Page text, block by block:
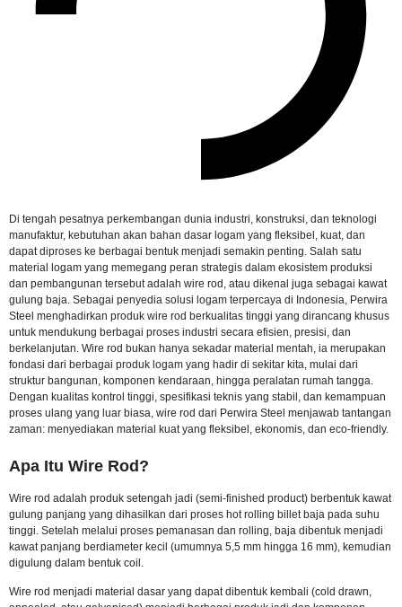
Di tengah pesatnya perkembangan dunia industri, konstruksi, dan teknologi
manufaktur, kebutuhan akan bahan dasar logam yang fleksibel, kuat, dan
dapat diproses ke berbagai bentuk menjadi semakin penting. Salah satu
material logam yang memegang peran strategis dalam ekosistem produksi
dan pembangunan tersebut adalah wire rod, atau dikenal juga sebagai kawat
gulung baja. Sebagai penyedia solusi logam terpercaya di Indonesia, Perwira
Steel menghadirkan produk wire rod berkualitas tinggi yang dirancang khusus
untuk mendukung berbagai proses industri secara efisien, presisi, dan
berkelanjutan. Wire rod bukan hanya sekadar material mentah, ia merupakan
fondasi dari berbagai produk logam yang hadir di sekitar kita, mulai dari
struktur bangunan, komponen kendaraan, hingga peralatan rumah tangga.
Dengan kualitas kontrol tinggi, spesifikasi teknis yang stabil, dan kemampuan
proses ulang yang luar biasa, wire rod dari Perwira Steel menjawab tantangan
zaman: menyediakan material kuat yang fleksibel, ekonomis, dan eco-friendly.
Apa Itu Wire Rod?
Wire rod adalah produk setengah jadi (semi-finished product) berbentuk kawat
gulung panjang yang dihasilkan dari proses hot rolling billet baja pada suhu
tinggi. Setelah melalui proses pemanasan dan rolling, baja dibentuk menjadi
kawat panjang berdiameter kecil (umumnya 5,5 mm hingga 16 mm), kemudian
digulung dalam bentuk coil.
Wire rod menjadi material dasar yang dapat dibentuk kembali (cold drawn,